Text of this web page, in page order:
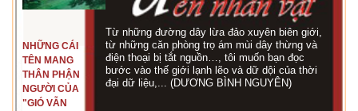
NHỮNG CÁI
TÊN MANG
THÂN PHẬN
NGƯỜI CỦA
"GIÓ VẪN
Từ những đường dây lừa đảo xuyên biên giới,
từ những căn phòng trọ ám mùi dây thừng và
điện thoại bị tắt nguồn…, tôi muốn bạn đọc
bước vào thế giới lạnh lẽo và dữ dội của thời
đại dữ liệu,... (DƯƠNG BÌNH NGUYÊN)